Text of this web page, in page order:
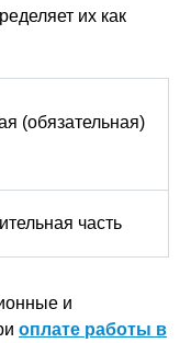
их как
(обязательная)
часть
и
оплате работы в